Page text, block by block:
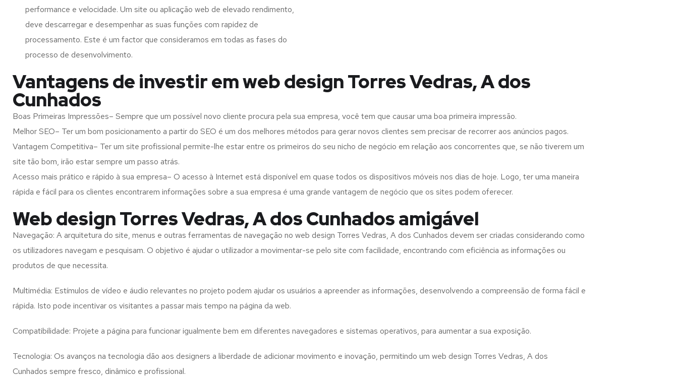
performance e velocidade. Um site ou aplicação web de elevado rendimento,
deve descarregar e desempenhar as suas funções com rapidez de
processamento. Este é um factor que consideramos em todas as fases do
processo de desenvolvimento.
Vantagens de investir em web design Torres Vedras, A dos
Cunhados
Boas Primeiras Impressões– Sempre que um possível novo cliente procura pela sua empresa, você tem que causar uma boa primeira impressão.
Melhor SEO– Ter um bom posicionamento a partir do SEO é um dos melhores métodos para gerar novos clientes sem precisar de recorrer aos anúncios pagos.
Vantagem Competitiva– Ter um site profissional permite-lhe estar entre os primeiros do seu nicho de negócio em relação aos concorrentes que, se não tiverem um
site tão bom, irão estar sempre um passo atrás.
Acesso mais prático e rápido à sua empresa– O acesso à Internet está disponível em quase todos os dispositivos móveis nos dias de hoje. Logo, ter uma maneira
rápida e fácil para os clientes encontrarem informações sobre a sua empresa é uma grande vantagem de negócio que os sites podem oferecer.
Web design Torres Vedras, A dos Cunhados amigável
Navegação: A arquitetura do site, menus e outras ferramentas de navegação no web design Torres Vedras, A dos Cunhados devem ser criadas considerando como
os utilizadores navegam e pesquisam. O objetivo é ajudar o utilizador a movimentar-se pelo site com facilidade, encontrando com eficiência as informações ou
produtos de que necessita.
Multimédia: Estímulos de vídeo e áudio relevantes no projeto podem ajudar os usuários a apreender as informações, desenvolvendo a compreensão de forma fácil e
rápida. Isto pode incentivar os visitantes a passar mais tempo na página da web.
Compatibilidade: Projete a página para funcionar igualmente bem em diferentes navegadores e sistemas operativos, para aumentar a sua exposição.
Tecnologia: Os avanços na tecnologia dão aos designers a liberdade de adicionar movimento e inovação, permitindo um web design Torres Vedras, A dos
Cunhados sempre fresco, dinâmico e profissional.